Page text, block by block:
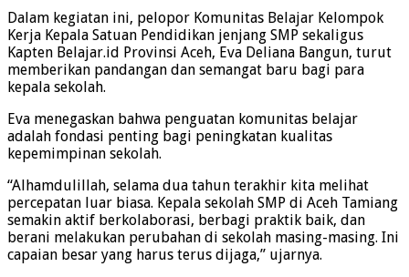
Dalam kegiatan ini, pelopor Komunitas Belajar Kelompok
Kerja Kepala Satuan Pendidikan jenjang SMP sekaligus
Kapten Belajar.id Provinsi Aceh, Eva Deliana Bangun, turut
memberikan pandangan dan semangat baru bagi para
kepala sekolah.
Eva menegaskan bahwa penguatan komunitas belajar
adalah fondasi penting bagi peningkatan kualitas
kepemimpinan sekolah.
“Alhamdulillah, selama dua tahun terakhir kita melihat
percepatan luar biasa. Kepala sekolah SMP di Aceh Tamiang
semakin aktif berkolaborasi, berbagi praktik baik, dan
berani melakukan perubahan di sekolah masing-masing. Ini
capaian besar yang harus terus dijaga,” ujarnya.